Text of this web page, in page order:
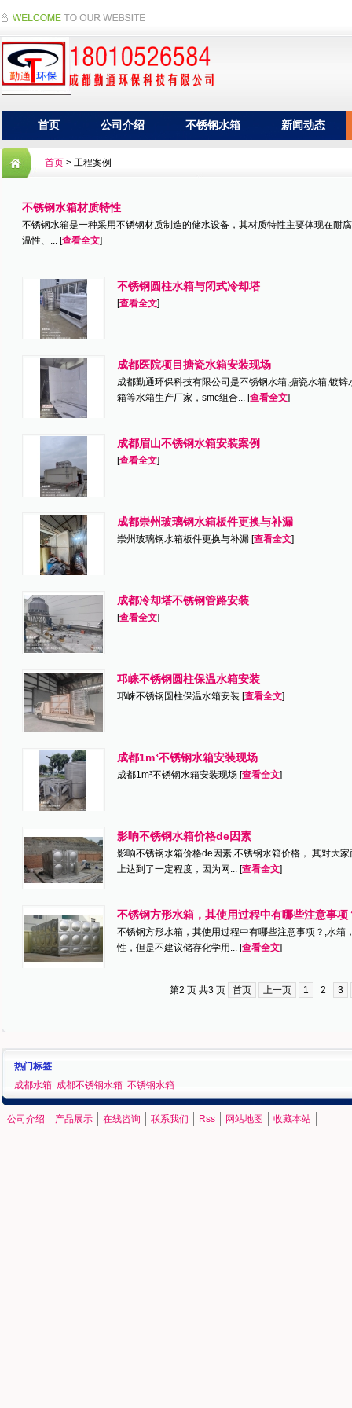
首页 公司介绍 不锈钢水箱 新闻动态
首页> 工程案例
不锈钢水箱材质特性
不锈钢水箱是一种采用不锈钢材质制造的储水设备，其材质特性主要体现在耐
温性、... [查看全文]
不锈钢圆柱水箱与闭式冷却塔
[查看全文]
成都医院项目搪瓷水箱安装现场
成都勤通环保科技有限公司是不锈钢水箱,搪瓷水箱,镀
箱等水箱生产厂家，smc组合... [查看全文]
成都眉山不锈钢水箱安装案例
[查看全文]
成都崇州玻璃钢水箱板件更换与补漏
崇州玻璃钢水箱板件更换与补漏 [查看全文]
成都冷却塔不锈钢管路安装
[查看全文]
邛崃不锈钢圆柱保温水箱安装
邛崃不锈钢圆柱保温水箱安装 [查看全文]
成都1m³不锈钢水箱安装现场
成都1m³不锈钢水箱安装现场 [查看全文]
影响不锈钢水箱价格de因素
影响不锈钢水箱价格de因素,不锈钢水箱价格， 其对大
上达到了一定程度，因为网... [查看全文]
不锈钢方形水箱，其使用过程中有哪些注意事项
不锈钢方形水箱，其使用过程中有哪些注意事项？,水
性，但是不建议储存化学用... [查看全文]
第2 页 共3 页 首页 上一页 1 2 3
热门标签
成都水箱 成都不锈钢水箱 不锈钢水箱
公司介绍 产品展示 在线咨询 联系我们 Rss 网站地图 收藏本站